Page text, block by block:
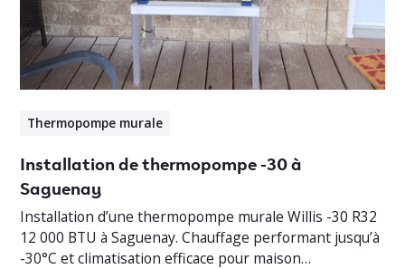
Thermopompe murale
Installation de thermopompe -30 à
Saguenay
Installation d’une thermopompe murale Willis -30 R32
12 000 BTU à Saguenay. Chauffage performant jusqu’à
-30°C et climatisation efficace pour maison